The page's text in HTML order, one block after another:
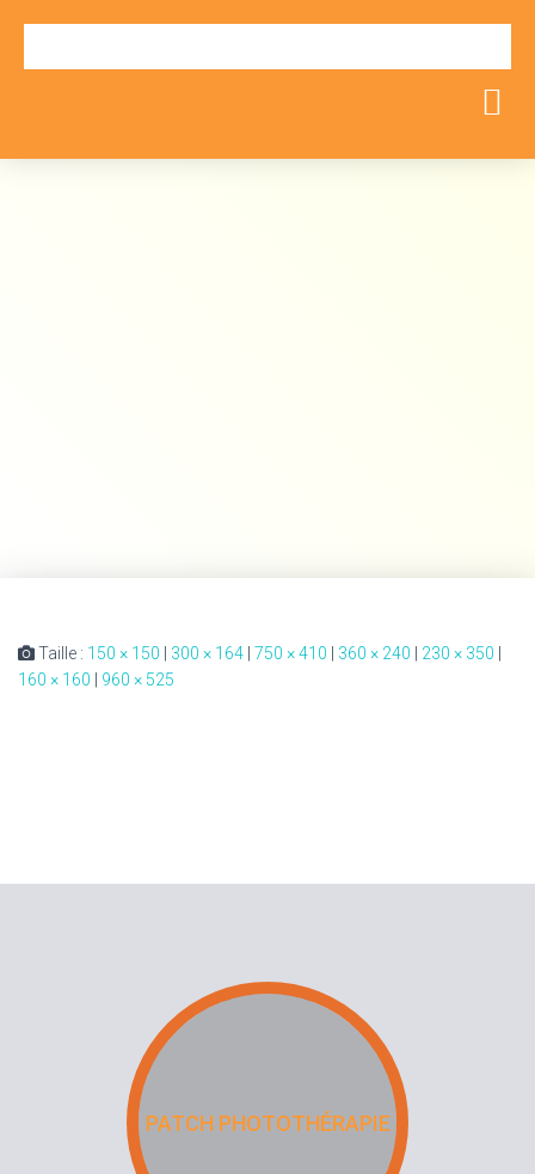
Taille : 150 × 150 300 × 164 750 × 410 360 × 240 230 × 350
160 × 160
960 × 525
PATCH PHOTOTHÉRAPIE